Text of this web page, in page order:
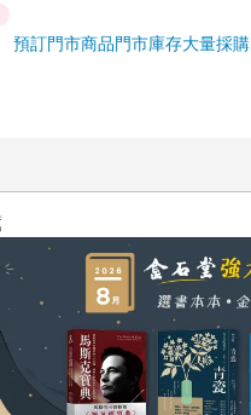
預訂門市商品門市庫存大量採購